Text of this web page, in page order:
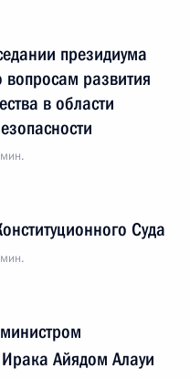
президиума
вопросам развития
в области
Суда
Айядом Алауи